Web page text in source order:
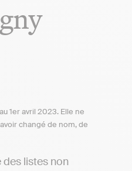
1er avril 2023. Elle ne
changé de nom, de
des listes non